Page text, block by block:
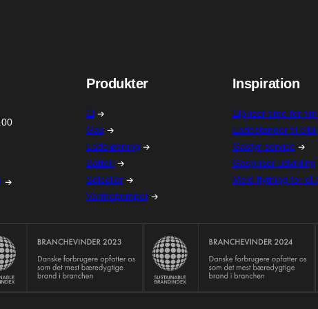
Produkter
El
Gas
Ladeløsning
Batteri
Solceller
Varmepumper
Inspiration
Elpriser time for
Ladestander til elbil
Gasfyr service
Gaspriser udvikling
Meld flytning for el